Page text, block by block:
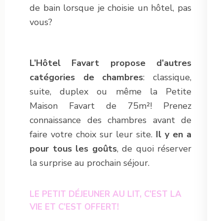
de bain lorsque je choisie un hôtel, pas
vous?
L’Hôtel Favart propose d’autres
catégories de chambres: classique,
suite, duplex ou même la Petite
Maison Favart de 75m²! Prenez
connaissance des chambres avant de
faire votre choix sur leur site. Il y en a
pour tous les goûts, de quoi réserver
la surprise au prochain séjour.
LE PETIT DÉJEUNER AU LIT, C’EST LA
VIE ET C’EST OFFERT!